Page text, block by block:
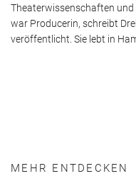
Theaterwissenschaften und
war Producerin, schreibt
veröffentlicht. Sie lebt in
MEHR ENTDECKEN